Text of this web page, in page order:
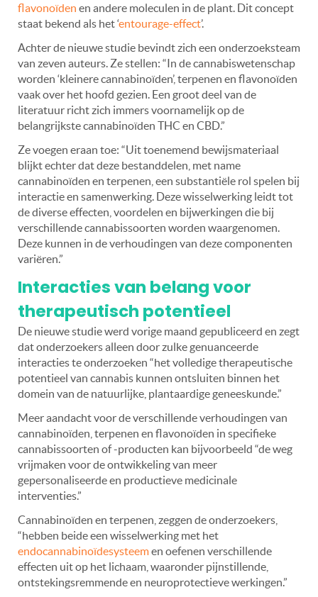
flavonoïden en andere moleculen in de plant. Dit concept
staat bekend als het ‘entourage-effect’.
Achter de nieuwe studie bevindt zich een onderzoeksteam
van zeven auteurs. Ze stellen: “In de cannabiswetenschap
worden ‘kleinere cannabinoïden’, terpenen en flavonoïden
vaak over het hoofd gezien. Een groot deel van de
literatuur richt zich immers voornamelijk op de
belangrijkste cannabinoïden THC en CBD.”
Ze voegen eraan toe: “Uit toenemend bewijsmateriaal
blijkt echter dat deze bestanddelen, met name
cannabinoïden en terpenen, een substantiële rol spelen bij
interactie en samenwerking. Deze wisselwerking leidt tot
de diverse effecten, voordelen en bijwerkingen die bij
verschillende cannabissoorten worden waargenomen.
Deze kunnen in de verhoudingen van deze componenten
variëren.”
Interacties van belang voor
therapeutisch potentieel
De nieuwe studie werd vorige maand gepubliceerd en zegt
dat onderzoekers alleen door zulke genuanceerde
interacties te onderzoeken “het volledige therapeutische
potentieel van cannabis kunnen ontsluiten binnen het
domein van de natuurlijke, plantaardige geneeskunde.”
Meer aandacht voor de verschillende verhoudingen van
cannabinoïden, terpenen en flavonoïden in specifieke
cannabissoorten of -producten kan bijvoorbeeld “de weg
vrijmaken voor de ontwikkeling van meer
gepersonaliseerde en productieve medicinale
interventies.”
Cannabinoïden en terpenen, zeggen de onderzoekers,
“hebben beide een wisselwerking met het
endocannabinoïdesysteemen oefenen verschillende
effecten uit op het lichaam, waaronder pijnstillende,
ontstekingsremmende en neuroprotectieve werkingen.”